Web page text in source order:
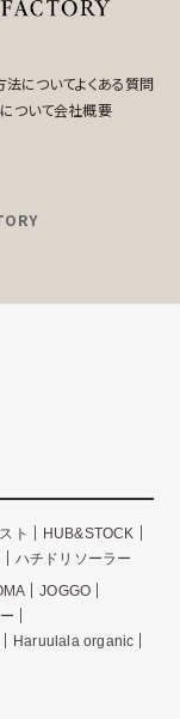
法についてよくある質問
ついて会社概要
ト
HUB&STOCK
ハチドリソーラー
JOGGO
Haruulala organic